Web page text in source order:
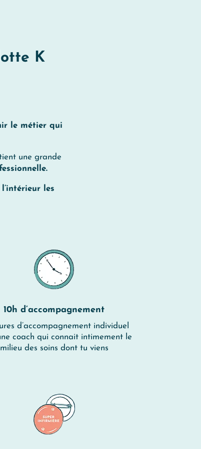
K
le métier qui
une grande
les
10h d’accompagnement
d’accompagnement individuel
coach qui connait intimement le
milieu des soins dont tu viens